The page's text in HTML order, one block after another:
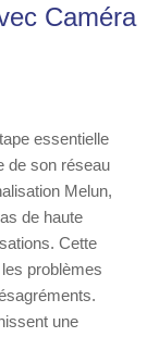
Caméra
essentielle
de son réseau
Melun,
de haute
Cette
problèmes
une